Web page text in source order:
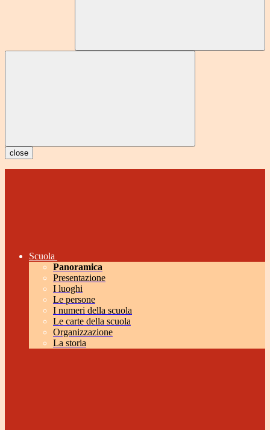
close
Scuola
Panoramica
Presentazione
I luoghi
Le persone
I numeri della scuola
Le carte della scuola
Organizzazione
La storia